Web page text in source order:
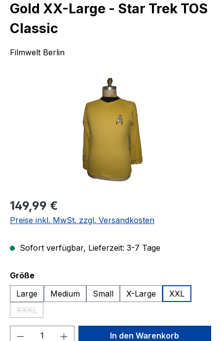
Gold XX-Large - Star Trek TOS
Classic
Filmwelt Berlin
Regulärer Preis:
149,99 €
Preise inkl. MwSt. zzgl. Versandkosten
Sofort verfügbar, Lieferzeit: 3-7 Tage
Größeauswählen
Large
Medium Small X-Large
XXL
XXXL
(Diese Option ist zurzeit nicht verfügbar.)
Produkt Anzahl: Gib denIn den Warenkorb